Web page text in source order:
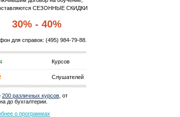
СЕЗОННЫЕ СКИДКИ
30% - 40%
для справок: (495) 984-79-88.
Курсов
Слушателей
200 различных курсов , от
до бухгалтерии.
о программах